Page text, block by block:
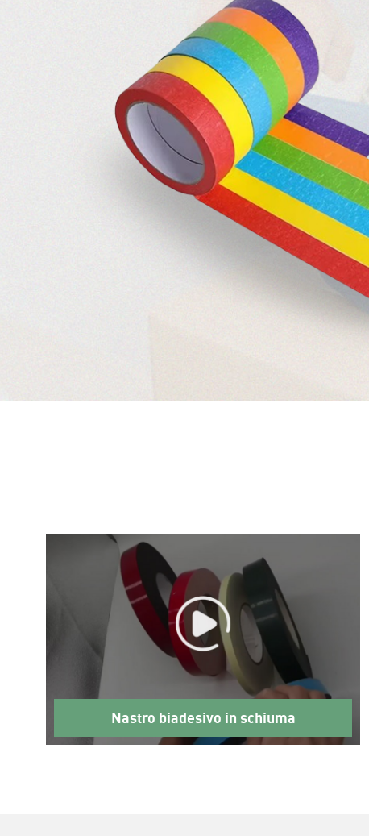
Nastro biadesivo in schiuma